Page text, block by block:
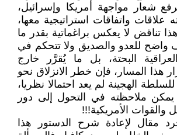
شعار مواجهة أمريكا وإسرائيل،
علاقات واتفاقات استراتيجية معها،
تناقض لا يعكس براغماتية بقدر ما
للعدو والصديق ولا تتحكم في
البحتة، بل ما يُقرَّر خارج
هذا المسار، فإن خطر الانزلاق نحو
الهجينة لم يعد احتمالا نظريا،
يمكن ملاحظته في التحول إلى دور
والقوات الأمريكية!!!
مقال لإعادة شرح الدستور هذا